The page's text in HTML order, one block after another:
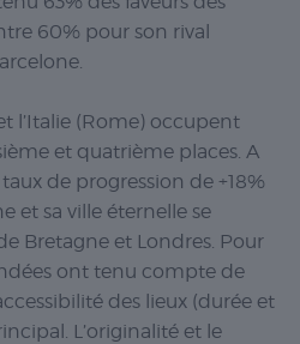
60% pour son rival
l’Italie (Rome) occupent
et quatrième places. A
de progression de +18%
et sa ville éternelle se
Bretagne et Londres. Pour
ont tenu compte de
des lieux (durée et
L’originalité et le